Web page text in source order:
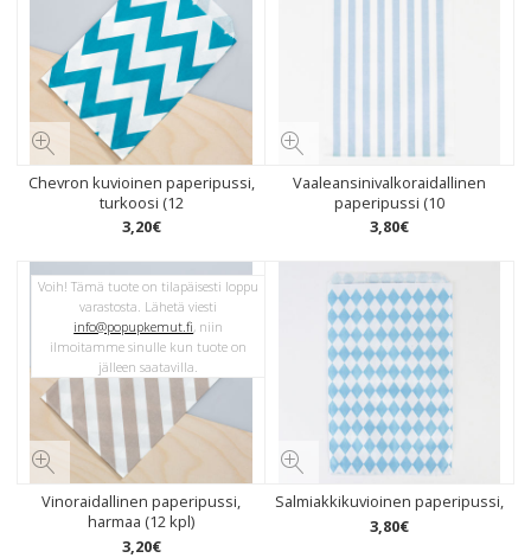
Chevron kuvioinen paperipussi,
turkoosi (12
3,20€
Vaaleansinivalkoraidallinen
paperipussi (10
3,80€
Vinoraidallinen paperipussi,
harmaa (12 kpl)
3,20€
Voih! Tämä tuote on tilapäisesti loppu
varastosta. Lähetä viesti
info@popupkemut.fi, niin
ilmoitamme sinulle kun tuote on
jälleen saatavilla.
Salmiakkikuvioinen paperipussi,
3,80€